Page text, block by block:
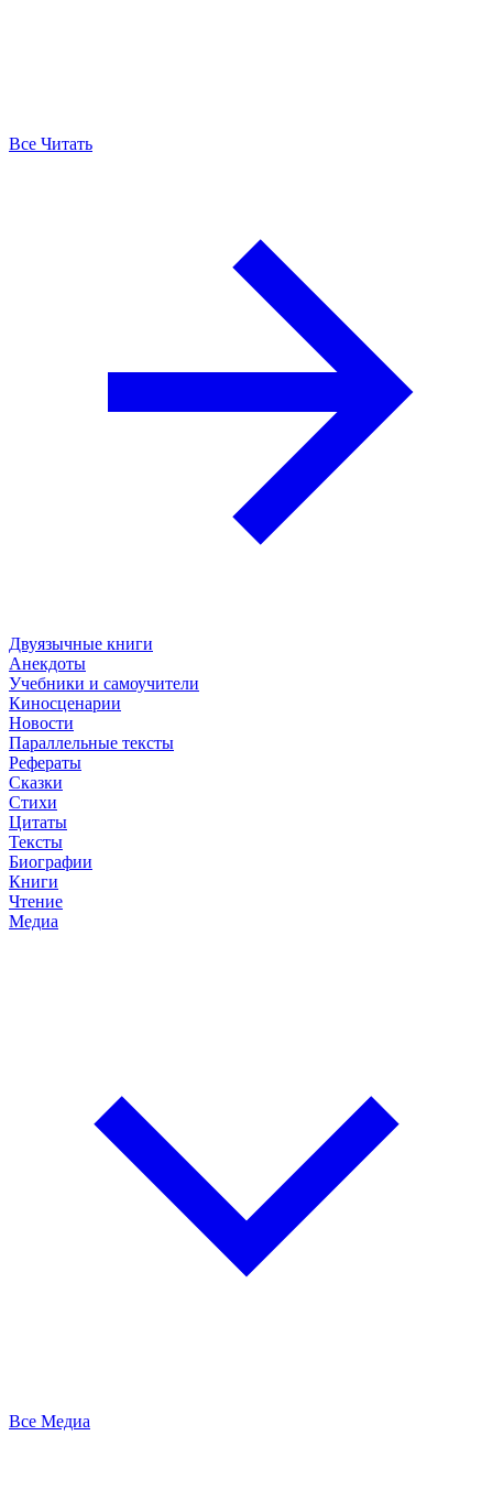
Все Читать
Двуязычные книги
Анекдоты
Учебники и самоучители
Киносценарии
Новости
Параллельные тексты
Рефераты
Сказки
Стихи
Цитаты
Тексты
Биографии
Книги
Чтение
Медиа
Все Медиа